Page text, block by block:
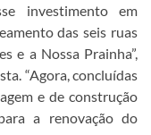
investimento em
das seis ruas
e a Nossa Prainha”,
“Agora, concluídas
e de construção
a renovação do